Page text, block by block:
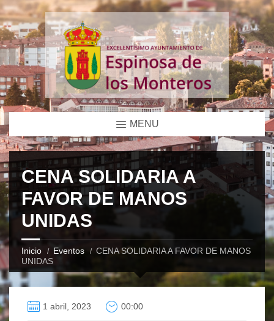
MENU
CENA SOLIDARIA A
FAVOR DE MANOS
UNIDAS
Inicio Eventos
CENA SOLIDARIA A FAVOR DE MANOS
UNIDAS
1 abril, 2023 00:00